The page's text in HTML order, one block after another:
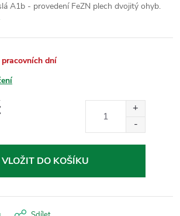
A1b - provedení FeZN plech dvojitý ohyb.
dní
VLOŽIT DO KOŠÍKU